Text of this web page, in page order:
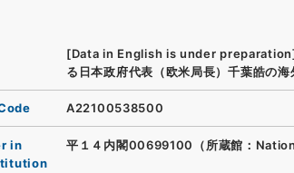
[Data in English is under
る日本政府代表（欧米局長）千葉皓の海
A22100538500
in
平１４内閣00699100（所蔵館：